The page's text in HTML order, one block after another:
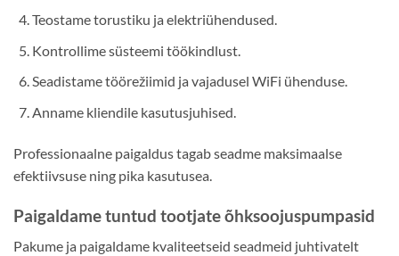
Teostame torustiku ja elektriühendused.
Kontrollime süsteemi töökindlust.
Seadistame töörežiimid ja vajadusel WiFi ühenduse.
Anname kliendile kasutusjuhised.
Professionaalne paigaldus tagab seadme maksimaalse
efektiivsuse ning pika kasutusea.
Paigaldame tuntud tootjate õhksoojuspumpasid
Pakume ja paigaldame kvaliteetseid seadmeid juhtivatelt